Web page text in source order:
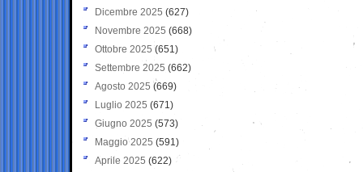
Dicembre 2025 (627)
Novembre 2025 (668)
Ottobre 2025 (651)
Settembre 2025 (662)
Agosto 2025 (669)
Luglio 2025 (671)
Giugno 2025 (573)
Maggio 2025 (591)
Aprile 2025 (622)